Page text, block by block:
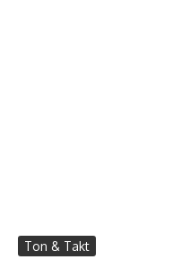
Ton & Takt